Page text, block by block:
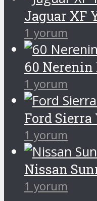
Jaguar XF
1 yorum
60 Nerenin
1 yorum
Ford Sierra
1 yorum
Nissan
1 yorum